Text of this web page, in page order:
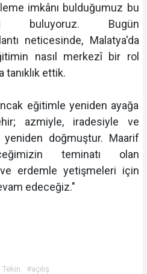
imkânı bulduğumuz bu
buluyoruz. Bugün
neticesinde, Malatya'da
nasıl merkezî bir rol
ettik.
eğitimle yeniden ayağa
azmiyle, iradesiyle ve
doğmuştur. Maarif
teminatı olan
ve erdemle yetişmeleri için
edeceğiz."
#açılış